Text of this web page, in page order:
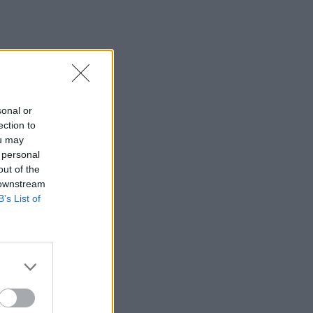
or
to
may
of the
List of
Στέφανος Τσιτσιπάς: Διακοπές στην
Ελβετία με τη νέα του σύντροφο
(photos)